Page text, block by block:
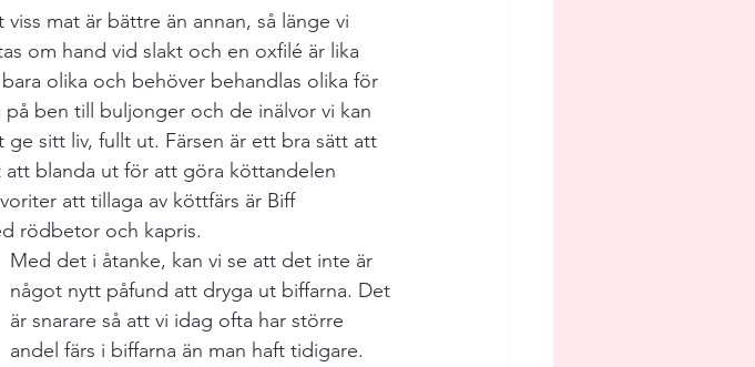
mat är bättre än annan, så länge vi
om hand vid slakt och en oxfilé är lika
olika och behöver behandlas olika för
ben till buljonger och de inälvor vi kan
ge sitt liv, fullt ut. Färsen är ett bra sätt att
blanda ut för att göra köttandelen
att tillaga av köttfärs är Biff
rödbetor och kapris.
Med det i åtanke, kan vi se att det inte är
något nytt påfund att dryga ut biffarna. Det
är snarare så att vi idag ofta har större
andel färs i biffarna än man haft tidigare.